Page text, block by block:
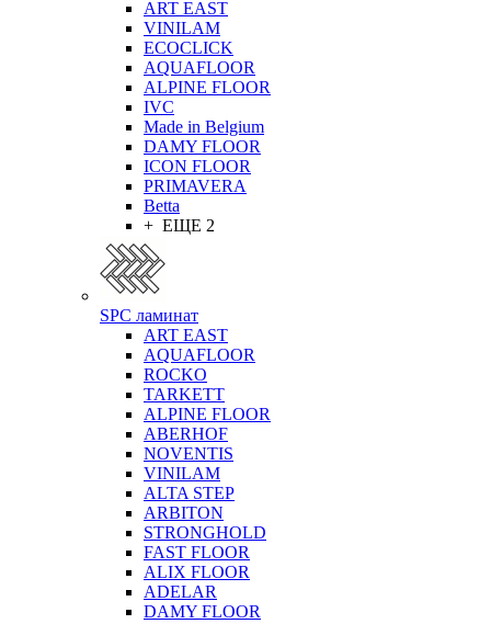
ART EAST
VINILAM
ECOCLICK
AQUAFLOOR
ALPINE FLOOR
IVC
Made in Belgium
DAMY FLOOR
ICON FLOOR
PRIMAVERA
Betta
+ ЕЩЕ 2
SPC ламинат
ART EAST
AQUAFLOOR
ROCKO
TARKETT
ALPINE FLOOR
ABERHOF
NOVENTIS
VINILAM
ALTA STEP
ARBITON
STRONGHOLD
FAST FLOOR
ALIX FLOOR
ADELAR
DAMY FLOOR